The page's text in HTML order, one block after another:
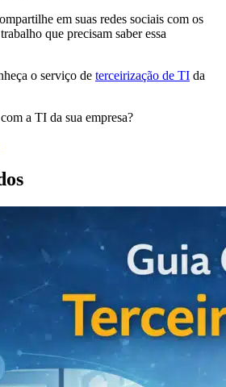
em suas redes sociais com os
que precisam saber essa
o serviço de terceirização de TI da
a TI da sua empresa?